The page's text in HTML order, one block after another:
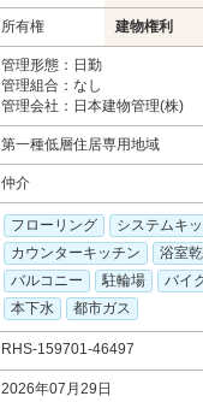
所有権 建物権利
管理形態：日勤
管理組合：なし
管理会社：日本建物管理(株)
第一種低層住居専用地域
仲介
フローリング
システムキ
カウンターキッチン
浴室
バルコニー
駐輪場 バイ
本下水
都市ガス
RHS-159701-46497
2026年07月29日